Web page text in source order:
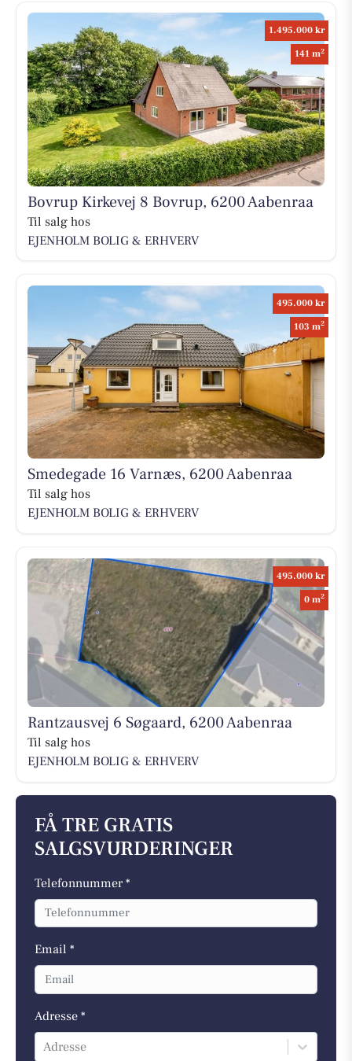
1.495.000 kr
141 m2
Bovrup Kirkevej 8 Bovrup, 6200 Aabenraa
Til salg hos
EJENHOLM BOLIG & ERHVERV
495.000 kr
103 m2
Smedegade 16 Varnæs, 6200 Aabenraa
Til salg hos
EJENHOLM BOLIG & ERHVERV
495.000 kr
0 m2
Rantzausvej 6 Søgaard, 6200 Aabenraa
Til salg hos
EJENHOLM BOLIG & ERHVERV
FÅ TRE GRATIS
SALGSVURDERINGER
Telefonnummer *
Email *
Adresse *
Adresse